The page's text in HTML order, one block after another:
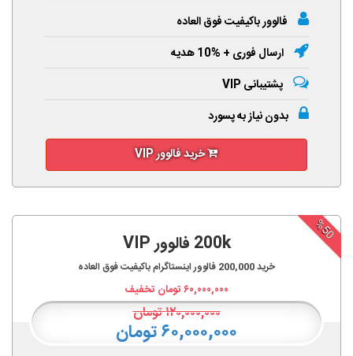
فالوور باکیفیت فوق العاده
ارسال فوری + %10 هدیه
پشتیبانی VIP
بدون نیاز به پسورد
خرید فالوور VIP
%50
200k فالوور VIP
خرید200,000 فالوور اینستاگرام باکیفیت فوق العاده
۶۰,۰۰۰,۰۰۰تومان تخفیف
۱۲۰,۰۰۰,۰۰۰تومان
۶۰,۰۰۰,۰۰۰ تومان